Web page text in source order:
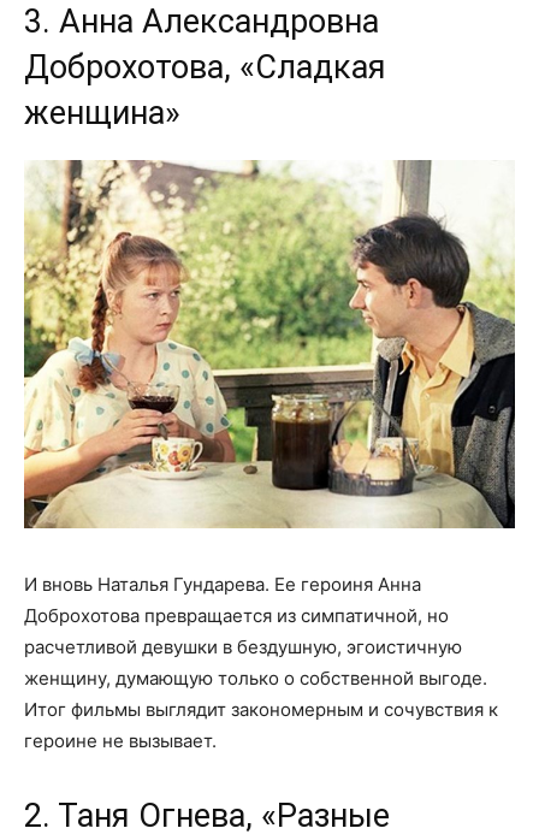
3. Анна Александровна
Доброхотова, «Сладкая
женщина»
И вновь Наталья Гундарева. Ее героиня Анна
Доброхотова превращается из симпатичной, но
расчетливой девушки в бездушную, эгоистичную
женщину, думающую только о собственной выгоде.
Итог фильмы выглядит закономерным и сочувствия к
героине не вызывает.
2. Таня Огнева, «Разные